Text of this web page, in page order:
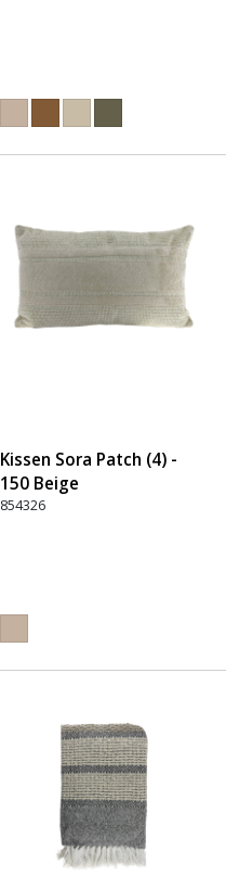
Kissen Sora Patch (4) -
150 Beige
854326